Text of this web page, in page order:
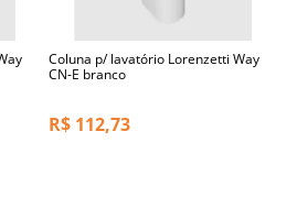
Coluna p/ lavatório Lorenzetti Way
CN-E branco
R$ 112,73